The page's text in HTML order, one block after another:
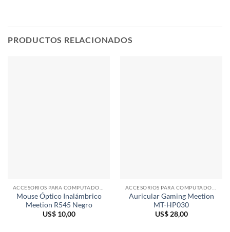
PRODUCTOS RELACIONADOS
Mouse Óptico Inalámbrico
Meetion R545 Negro
US$10,00
Auricular Gaming Meetion
MT-HP030
US$28,00